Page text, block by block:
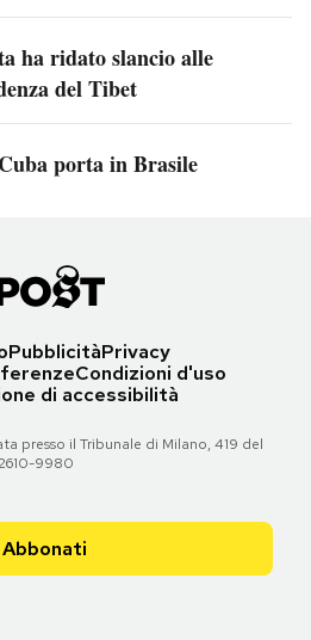
ha ridato slancio alle
del Tibet
porta in Brasile
PubblicitàPrivacy
Condizioni d'uso
di accessibilità
presso il Tribunale di Milano, 419 del
9980
Abbonati